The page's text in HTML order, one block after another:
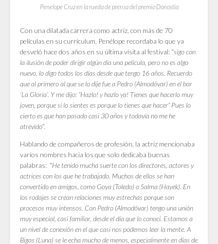
Penelope Cruz en la rueda de prensa del premio Donostia
Con una dilatada carrera como actriz, con más de 70
películas en su currículum, Penélope recordaba lo que ya
desveló hace dos años en su última visita al festival: “sigo con
la ilusión de poder dirigir algún día una película, pero no es algo
nuevo, lo digo todos los días desde que tengo 16 años. Recuerdo
que al primero al que se lo dije fue a Pedro (Almodóvar) en el bar
‘La Gloria’. Y me dijo: “Hazlo! y hazlo ya! Tienes que hacerlo muy
joven, porque si lo sientes es porque lo tienes que hacer” Pues lo
cierto es que han pasado casi 30 años y todavía no me he
atrevido”.
Hablando de compañeros de profesión, la actriz mencionaba
varios nombres hacia los que solo dedicaba buenas
palabras: “He tenido mucha suerte con los directores, actores y
actrices con los que he trabajado. Muchos de ellos se han
convertido en amigos, como Goya (Toledo) o Salma (Hayek). En
los rodajes se crean relaciones muy estrechas porque son
procesos muy intensos. Con Pedro (Almodóvar) tengo una unión
muy especial, casi familiar, desde el día que lo conocí. Estamos a
un nivel de conexión en el que casi nos podemos leer la mente. A
Bigas (Luna) se le echa mucho de menos, especialmente en días de